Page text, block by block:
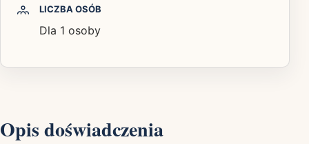
LICZBA OSÓB
Dla 1 osoby
Opis doświadczenia